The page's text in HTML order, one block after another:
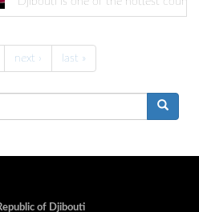
next › last »
of Djibouti